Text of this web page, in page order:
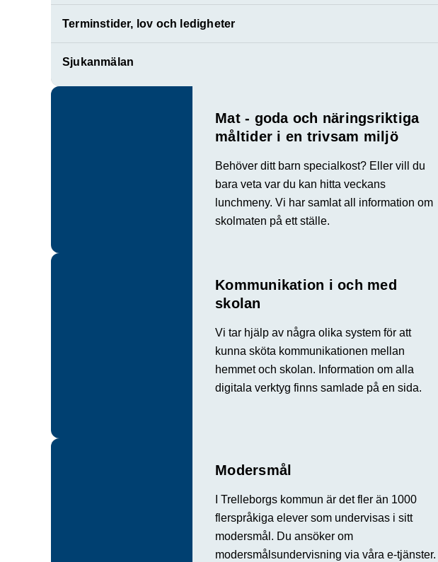
Terminstider, lov och ledigheter
Sjukanmälan
Mat - goda och näringsriktiga
måltider i en trivsam miljö
Behöver ditt barn specialkost? Eller vill du
bara veta var du kan hitta veckans
lunchmeny. Vi har samlat all information om
skolmaten på ett ställe.
Kommunikation i och med
skolan
Vi tar hjälp av några olika system för att
kunna sköta kommunikationen mellan
hemmet och skolan. Information om alla
digitala verktyg finns samlade på en sida.
Modersmål
I Trelleborgs kommun är det fler än 1000
flerspråkiga elever som undervisas i sitt
modersmål. Du ansöker om
modersmålsundervisning via våra e-tjänster.